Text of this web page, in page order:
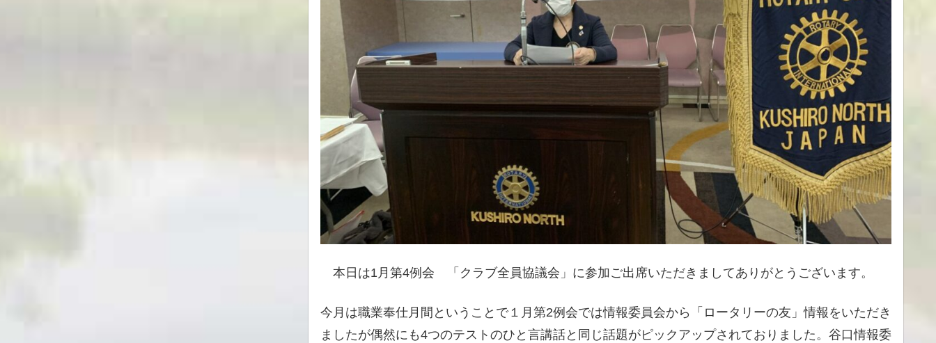
本日は1月第4例会 「クラブ全員協議会」に参加ご出席いただきましてありがとうございます。
今月は職業奉仕月間ということで１月第2例会では情報委員会から「ロータリーの友」情報をいただき
ましたが偶然にも4つのテストのひと言講話と同じ話題がピックアップされておりました。谷口情報委